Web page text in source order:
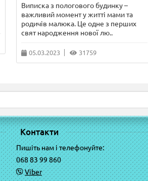
Виписка з пологового будинку –
важливий момент у житті мами та
родичів малюка. Це одне з перших
свят народження нової лю..
05.03.2023 31759
Контакти
Пишіть нам і телефонуйте:
068 83 99 860
Viber